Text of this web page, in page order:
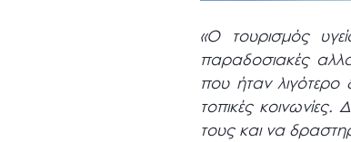
«Ο τουρισμός
παραδοσιακές
που ήταν λιγότερο
τοπικές
τους και να